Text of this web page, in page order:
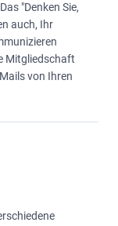
"Denken Sie,
auch, Ihr
Mitgliedschaft
von Ihren